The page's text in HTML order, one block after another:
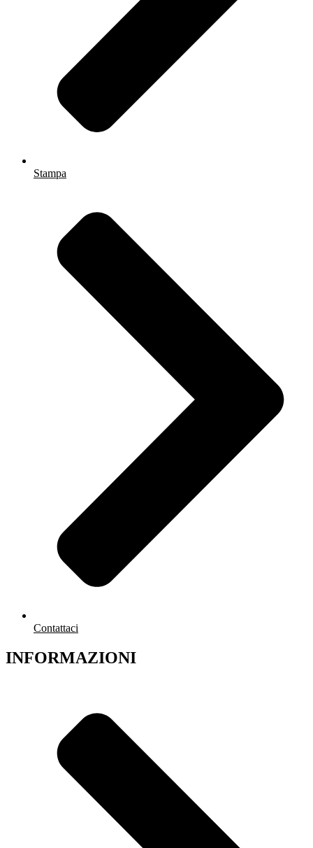
Stampa
Contattaci
INFORMAZIONI